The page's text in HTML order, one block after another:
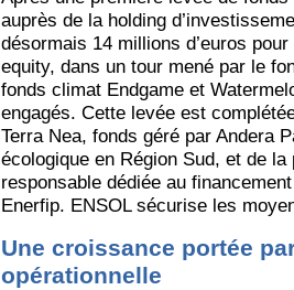
auprès de la holding
désormais 14 millions d’euros
equity, dans un tour mené par le
fonds climat Endgame et
engagés. Cette levée est
Terra Nea, fonds géré par Andera
écologique en Région Sud, et de
responsable dédiée au
Enerfip. ENSOL sécurise les
Une croissance portée
opérationnelle